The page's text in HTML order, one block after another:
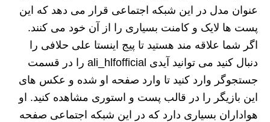
عنوان مدل در این شبکه اجتماعی قرار می دهد که این
پست ها لایک و کامنت بسیاری را از آن خود می کنند.
اگر شما علاقه مند هستید تا پیج اینستا علی حلافی را
دنبال کنید می توانید آیدی ali_hlfofficial را در قسمت
جستجوگر وارد کنید تا وارد صفحه او شده و عکس های
این بازیگر را در قالب پست و استوری مشاهده کنید. او
هواداران بسیاری دارد که در این شبکه اجتماعی صفحه